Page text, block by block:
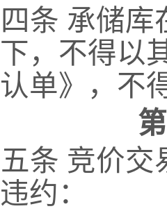
条 承储库
，不得以
认单》，不
五条 竞价交
约：